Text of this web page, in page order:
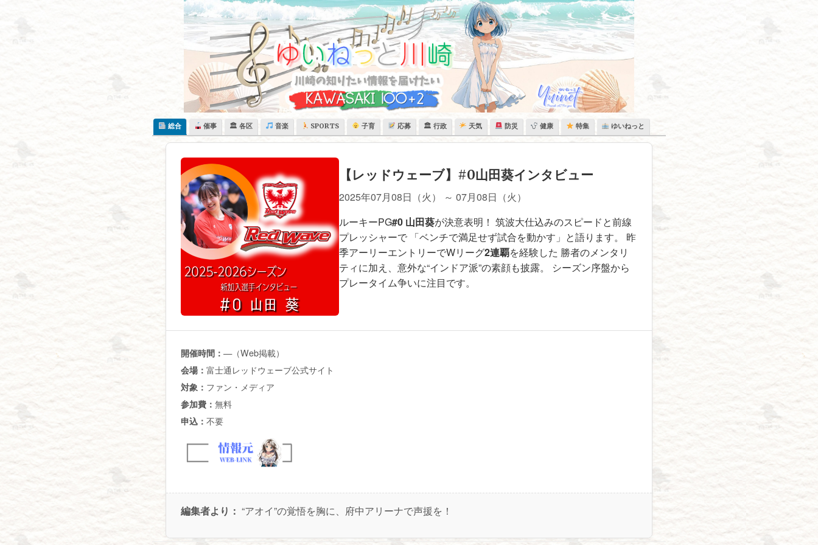
総合 催事 🏛 各区 音楽 SPORTS 子育 応募 🏛 行政 天気 防災 健康 特集 ゆいねっと
【レッドウェーブ】#0山田葵インタビュー
2025年07月08日（火） ～ 07月08日（火）
ルーキーPG#0 山田葵が決意表明！ 筑波大仕込みのスピードと前線
プレッシャーで 「ベンチで満足せず試合を動かす」と語ります。 昨
季アーリーエントリーでWリーグ2連覇を経験した 勝者のメンタリ
ティに加え、意外な“インドア派”の素顔も披露。 シーズン序盤から
プレータイム争いに注目です。
開催時間： —（Web掲載）
会場： 富士通レッドウェーブ公式サイト
対象： ファン・メディア
参加費： 無料
申込： 不要
編集者より： “アオイ”の覚悟を胸に、府中アリーナで声援を！